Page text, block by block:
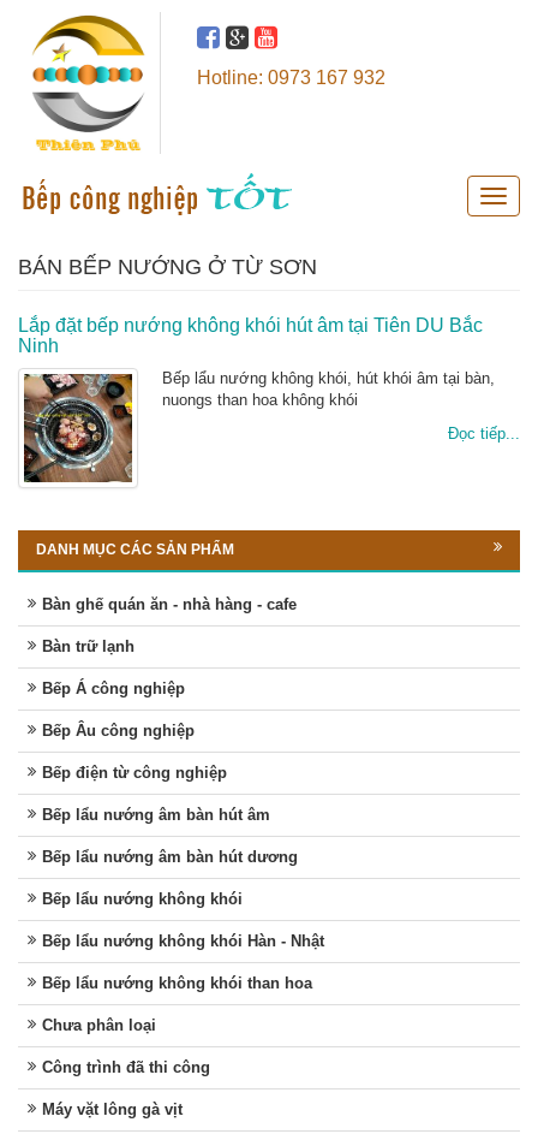
Hotline: 0973 167 932
Toggle
BÁN BẾP NƯỚNG Ở TỪ SƠN
Lắp đặt bếp nướng không khói hút âm tại Tiên DU Bắc
Ninh
Bếp lẩu nướng không khói, hút khói âm tại bàn,
nuongs than hoa không khói
Đọc tiếp...
DANH MỤC CÁC SẢN PHẨM
Bàn ghế quán ăn - nhà hàng - cafe
Bàn trữ lạnh
Bếp Á công nghiệp
Bếp Âu công nghiệp
Bếp điện từ công nghiệp
Bếp lẩu nướng âm bàn hút âm
Bếp lẩu nướng âm bàn hút dương
Bếp lẩu nướng không khói
Bếp lẩu nướng không khói Hàn - Nhật
Bếp lẩu nướng không khói than hoa
Chưa phân loại
Công trình đã thi công
Máy vặt lông gà vịt